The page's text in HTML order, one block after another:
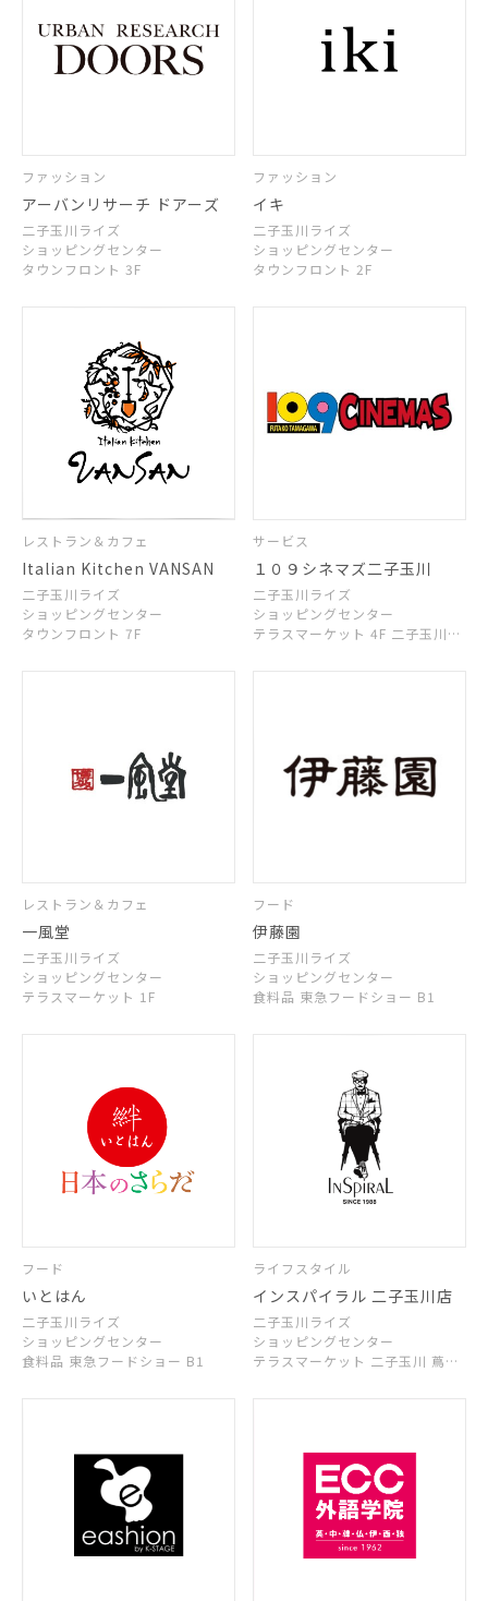
ファッション
アーバンリサーチ ドアーズ
二子玉川ライズ
ショッピングセンター
タウンフロント 3F
ファッション
イキ
二子玉川ライズ
ショッピングセンター
タウンフロント 2F
レストラン＆カフェ
Italian Kitchen VANSAN
二子玉川ライズ
ショッピングセンター
タウンフロント 7F
サービス
１０９シネマズ二子玉川
二子玉川ライズ
ショッピングセンター
テラスマーケット 4F 二子玉川ラ
レストラン＆カフェ
一風堂
二子玉川ライズ
ショッピングセンター
テラスマーケット 1F
フード
伊藤園
二子玉川ライズ
ショッピングセンター
食料品 東急フードショー B1
フード
いとはん
二子玉川ライズ
ショッピングセンター
食料品 東急フードショー B1
ライフスタイル
インスパイラル 二子玉川店
二子玉川ライズ
ショッピングセンター
テラスマーケット 二子玉川 蔦屋